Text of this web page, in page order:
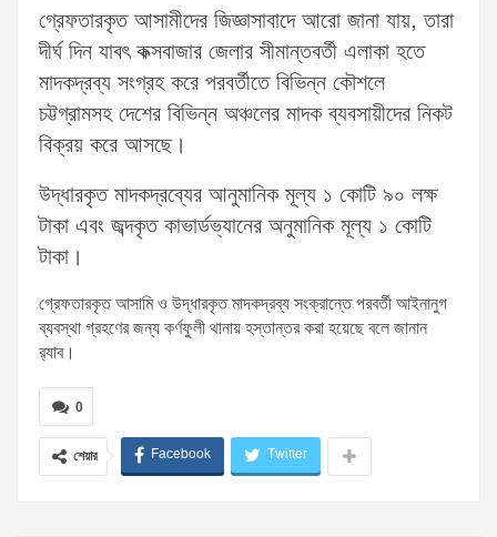
গ্রেফতারকৃত আসামীদের জিজ্ঞাসাবাদে আরো জানা যায়, তারা
দীর্ঘ দিন যাবৎ কক্সবাজার জেলার সীমান্তবর্তী এলাকা হতে
মাদকদ্রব্য সংগ্রহ করে পরবর্তীতে বিভিন্ন কৌশলে
চট্টগ্রামসহ দেশের বিভিন্ন অঞ্চলের মাদক ব্যবসায়ীদের নিকট
বিক্রয় করে আসছে।
উদ্ধারকৃত মাদকদ্রব্যের আনুমানিক মূল্য ১ কোটি ৯০ লক্ষ
টাকা এবং জব্দকৃত কাভার্ডভ্যানের অনুমানিক মূল্য ১ কোটি
টাকা।
গ্রেফতারকৃত আসামি ও উদ্ধারকৃত মাদকদ্রব্য সংক্রান্তে পরবর্তী আইনানুগ
ব্যবস্থা গ্রহণের জন্য কর্ণফুলী থানায় হস্তান্তর করা হয়েছে বলে জানান
র‍্যাব।
0
শেয়ার Facebook Twitter